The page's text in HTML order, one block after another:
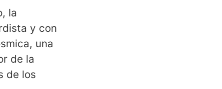
la
y con
una
de la
de los